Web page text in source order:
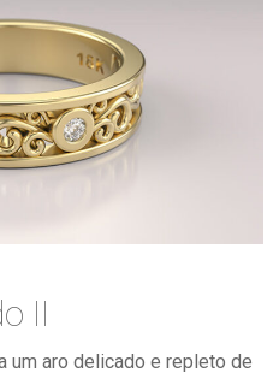
II
um aro delicado e repleto de